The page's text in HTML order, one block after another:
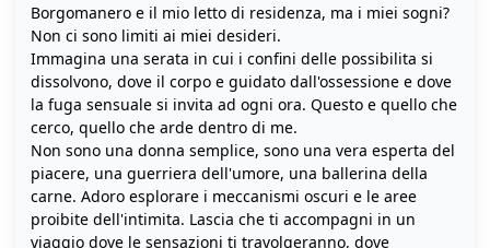
Borgomanero e il mio letto di residenza, ma i miei sogni?
Non ci sono limiti ai miei desideri.
Immagina una serata in cui i confini delle possibilita si
dissolvono, dove il corpo e guidato dall'ossessione e dove
la fuga sensuale si invita ad ogni ora. Questo e quello che
cerco, quello che arde dentro di me.
Non sono una donna semplice, sono una vera esperta del
piacere, una guerriera dell'umore, una ballerina della
carne. Adoro esplorare i meccanismi oscuri e le aree
proibite dell'intimita. Lascia che ti accompagni in un
viaggio dove le sensazioni ti travolgeranno, dove